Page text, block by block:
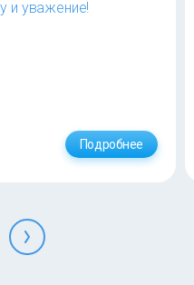
и уважение!
Подробнее